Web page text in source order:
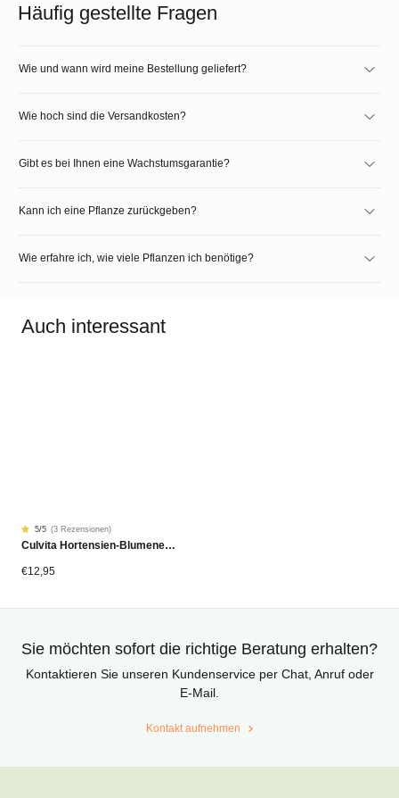
Häufig gestellte Fragen
Wie und wann wird meine Bestellung geliefert?
Wie hoch sind die Versandkosten?
Gibt es bei Ihnen eine Wachstumsgarantie?
Kann ich eine Pflanze zurückgeben?
Wie erfahre ich, wie viele Pflanzen ich benötige?
Auch interessant
Rated
5.00
von
3
Kundenstimmen
5/5 (3 Rezensionen)
Culvita Hortensien-Blumenerde 20L Bio
€12,95
Sie möchten sofort die richtige Beratung erhalten?
Kontaktieren Sie unseren Kundenservice per Chat, Anruf oder
E-Mail.
Kontakt aufnehmen